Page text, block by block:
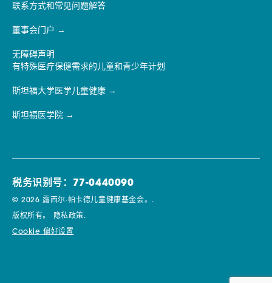
联系方式和常见问题解答
董事会门户
无障碍声明
有特殊医疗保健需求的儿童和青少年计划
斯坦福大学医学儿童健康
斯坦福医学院
税务识别号：77-0440090
© 2026 露西尔·帕卡德儿童健康基金会。.
版权所有。 隐私政策.
Cookie 偏好设置